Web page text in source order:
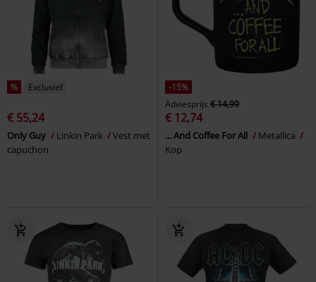
% Exclusief
€ 55,24
Only Guy Linkin Park
Vest met
capuchon
-15%
Adviesprijs € 14,99
€ 12,74
... And Coffee For All
Metallica
Kop